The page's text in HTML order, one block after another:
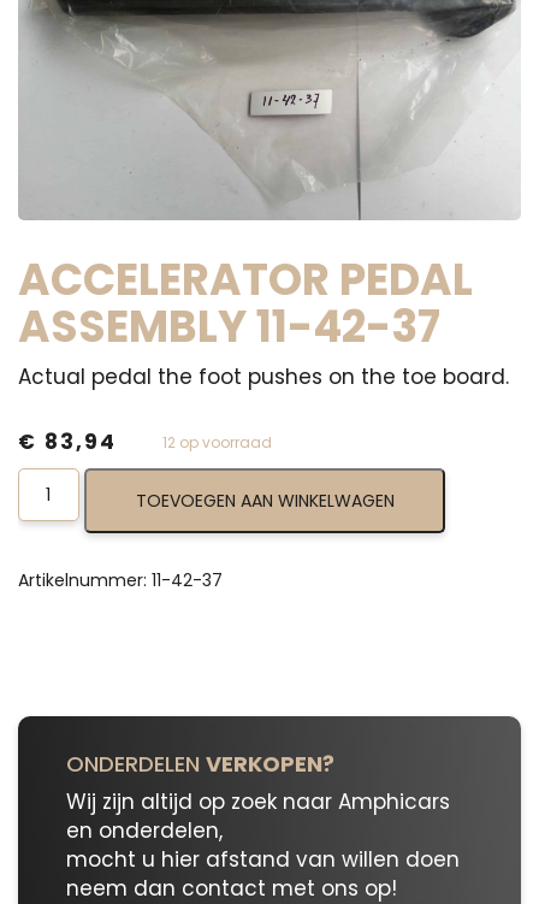
ACCELERATOR PEDAL
ASSEMBLY 11-42-37
Actual pedal the foot pushes on the toe board.
12 op voorraad
€ 83,94
Accelerator
Pedal
Assembly
42-
TOEVOEGEN AAN WINKELWAGEN
Artikelnummer: 11-42-37
ONDERDELEN VERKOPEN?
Wij zijn altijd op zoek naar Amphicars
en onderdelen,
mocht u hier afstand van willen doen
neem dan contact met ons op!